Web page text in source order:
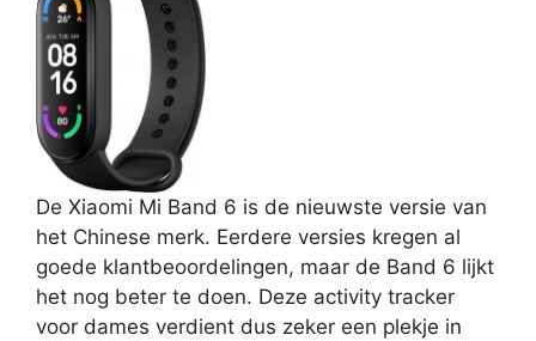
De Xiaomi Mi Band 6 is de nieuwste versie van
het Chinese merk. Eerdere versies kregen al
goede klantbeoordelingen, maar de Band 6 lijkt
het nog beter te doen. Deze activity tracker
voor dames verdient dus zeker een plekje in